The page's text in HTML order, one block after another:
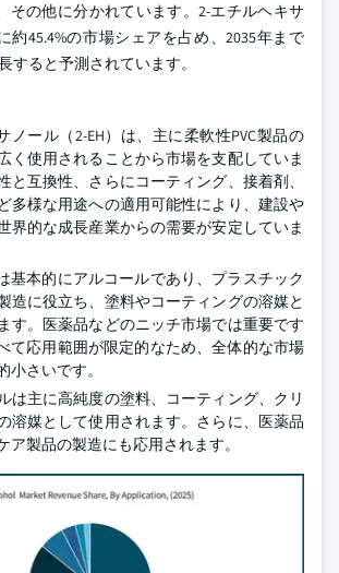
その他に分かれています。2-エチルヘキサ
約45.4%の市場シェアを占め、2035年まで
すると予測されています。
ノール（2-EH）は、主に柔軟性PVC製品の
く使用されることから市場を支配していま
と互換性、さらにコーティング、接着剤、
多様な用途への適用可能性により、建設や
界的な成長産業からの需要が安定していま
基本的にアルコールであり、プラスチック
造に役立ち、塗料やコーティングの溶媒と
す。医薬品などのニッチ市場では重要です
て応用範囲が限定的なため、全体的な市場
小さいです。
は主に高純度の塗料、コーティング、クリ
溶媒として使用されます。さらに、医薬品
ア製品の製造にも応用されます。